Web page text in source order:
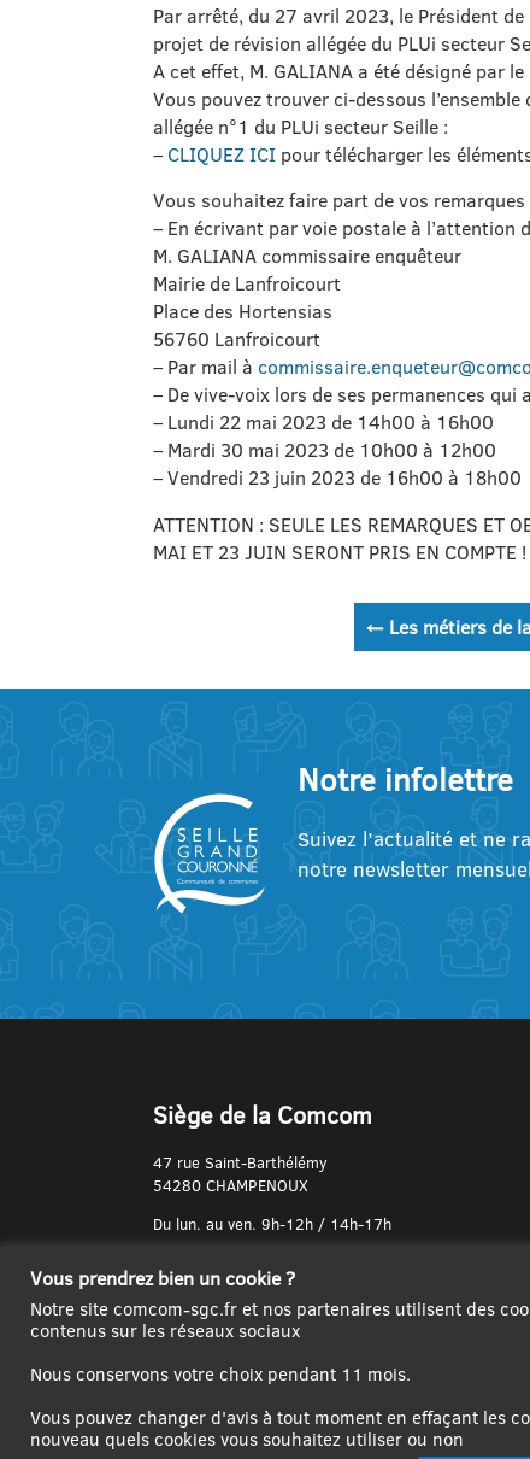
Par arrêté, du 27 avril 2023, le Président
projet de révision allégée du PLUi secteur
A cet effet, M. GALIANA a été désigné par
Vous pouvez trouver ci-dessous
allégée n°1 du PLUi secteur Seille :
– CLIQUEZ ICI pour télécharger les
Vous souhaitez faire part de vos
– En écrivant par voie postale à l’attention
M. GALIANA commissaire enquêteur
Mairie de Lanfroicourt
Place des Hortensias
56760 Lanfroicourt
– Par mail à
– De vive-voix lors de ses permanences
– Lundi 22 mai 2023 de 14h00 à 16h00
– Mardi 30 mai 2023 de 10h00 à 12h00
– Vendredi 23 juin 2023 de 16h00 à 18h00
ATTENTION : SEULE LES REMARQUES ET
MAI ET 23 JUIN SERONT PRIS EN COMPTE !
l’article
←Les métiers de
Notre infolettre
Suivez l’actualité et ne
notre newsletter
Siège de la Comcom
47 rue Saint-Barthélémy
54280 CHAMPENOUX
Du lun. au ven. 9h-12h / 14h-17h
03 83 31 74 37
Vous prendrez bien un cookie ?
Notre site comcom-sgc.fr et nos partenaires utilisent des
contenus sur les réseaux sociaux
Nous conservons votre choix pendant 11 mois.
Vous pouvez changer d'avis à tout moment en effaçant les
nouveau quels cookies vous souhaitez utiliser ou non